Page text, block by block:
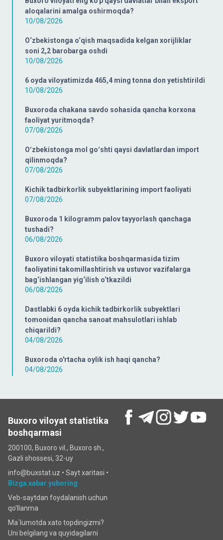
aloqalarini amalga oshirmoqda?
10/08/2026
O‘zbekistonga o‘qish maqsadida kelgan xorijliklar
soni 2,2 barobarga oshdi
10/08/2026
6 oyda viloyatimizda 465,4 ming tonna don yetishtirildi
10/08/2026
Buxoroda chakana savdo sohasida qancha korxona
faoliyat yuritmoqda?
07/08/2026
Oʻzbekistonga mol goʻshti qaysi davlatlardan import
qilinmoqda?
07/08/2026
Kichik tadbirkorlik subyektlarining import faoliyati
07/08/2026
Buxoroda 1 kilogramm palov tayyorlash qanchaga
tushadi?
06/08/2026
Buxoro viloyati statistika boshqarmasida tizim
faoliyatini takomillashtirish va ustuvor vazifalarga
bag‘ishlangan yig‘ilish o‘tkazildi
06/08/2026
Dastlabki 6 oyda kichik tadbirkorlik subyektlari
tomonidan qancha sanoat mahsulotlari ishlab
chiqarildi?
04/08/2026
Buxoroda o'rtacha oylik ish haqi qancha?
04/08/2026
Buxoro viloyat statistika
boshqarmasi
200100, Buxoro vil., Buxoro sh.,
Gazli shossesi, 32-uy
info@buxstat.uz • Sayt xaritasi •
Bizga xabar yuboring
Veb-saytdan foydalanish uchun
qo'llanma
Ma`lumotda xato topdingizmi?
Uni belgilang va quyidagilarni